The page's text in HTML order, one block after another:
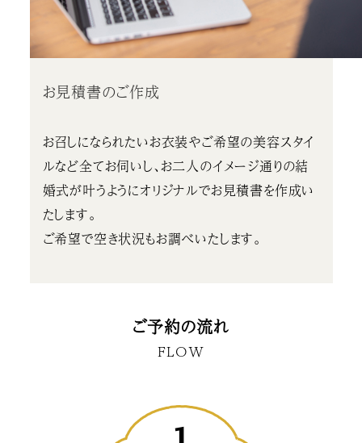
お見積書のご作成
お召しになられたいお衣装やご希望の美容スタイ
ルなど全てお伺いし、お二人のイメージ通りの結
婚式が叶うようにオリジナルでお見積書を作成い
たします。
ご希望で空き状況もお調べいたします。
ご予約の流れ
FLOW